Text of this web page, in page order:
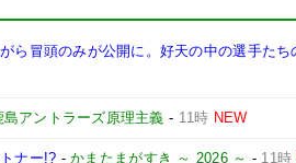
ら冒頭のみが公開に。好天の中の選手たち
島アントラーズ原理主義 - 11時 NEW
ナー!? -かまたまがすき ～ 2026 ～ - 11時